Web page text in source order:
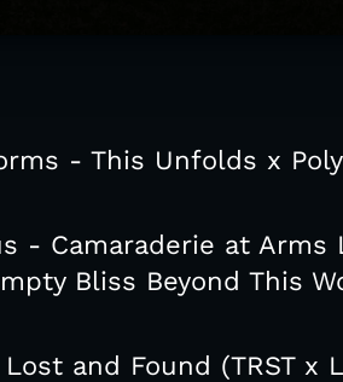
- This Unfolds x
- Camaraderie at Arms
Bliss Beyond This
and Found (TRST x